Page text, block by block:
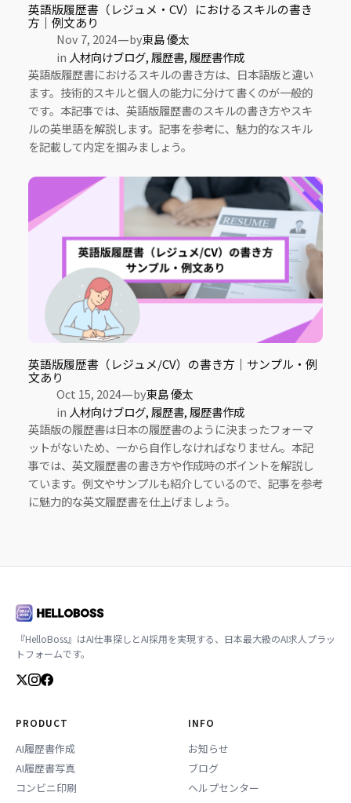
英語版履歴書（レジュメ・CV）におけるスキルの書き
方｜例文あり
Nov 7, 2024—by東島 優太
in 人材向けブログ, 履歴書, 履歴書作成
英語版履歴書におけるスキルの書き方は、日本語版と違い
ます。技術的スキルと個人の能力に分けて書くのが一般的
です。本記事では、英語版履歴書のスキルの書き方やスキ
ルの英単語を解説します。記事を参考に、魅力的なスキル
を記載して内定を掴みましょう。
英語版履歴書（レジュメ/CV）の書き方｜サンプル・例
文あり
Oct 15, 2024—by東島 優太
in 人材向けブログ, 履歴書, 履歴書作成
英語版の履歴書は日本の履歴書のように決まったフォーマ
ットがないため、一から自作しなければなりません。本記
事では、英文履歴書の書き方や作成時のポイントを解説し
ています。例文やサンプルも紹介しているので、記事を参考
に魅力的な英文履歴書を仕上げましょう。
『HelloBoss』はAI仕事探しとAI採用を実現する、日本最大級のAI求人プラッ
トフォームです。
PRODUCT
AI履歴書作成
AI履歴書写真
コンビニ印刷
INFO
お知らせ
ブログ
ヘルプセンター